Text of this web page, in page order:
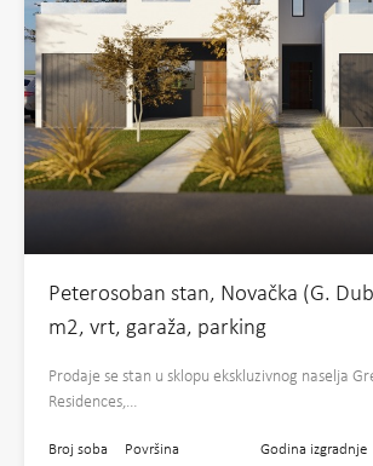
Peterosoban stan, Novačka (G.
m2, vrt, garaža, parking
Prodaje se stan u sklopu ekskluzivnog naselja
Residences,…
Broj soba Površina Godina izgradnje